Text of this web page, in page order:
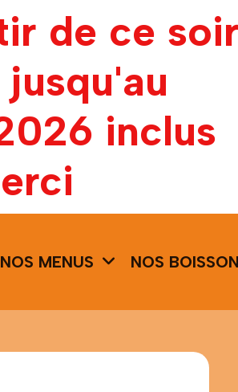
de ce
inclus
NOS MENUS NOS